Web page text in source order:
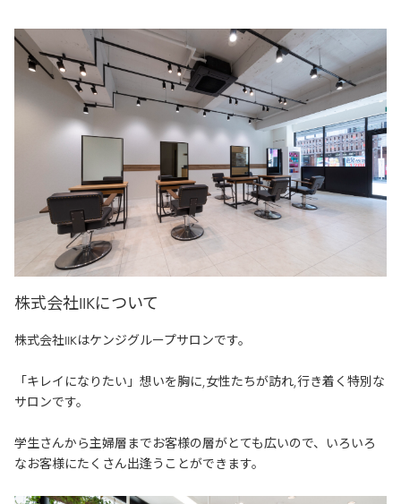
株式会社IIKについて
株式会社IIKはケンジグループサロンです。
「キレイになりたい」想いを胸に,女性たちが訪れ,行き着く特別な
サロンです。
学生さんから主婦層までお客様の層がとても広いので、いろいろ
なお客様にたくさん出逢うことができます。